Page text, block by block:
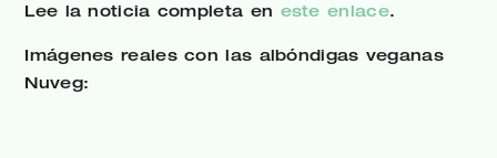
Lee la noticia completa en este enlace.
Imágenes reales con las albóndigas veganas
Nuveg: